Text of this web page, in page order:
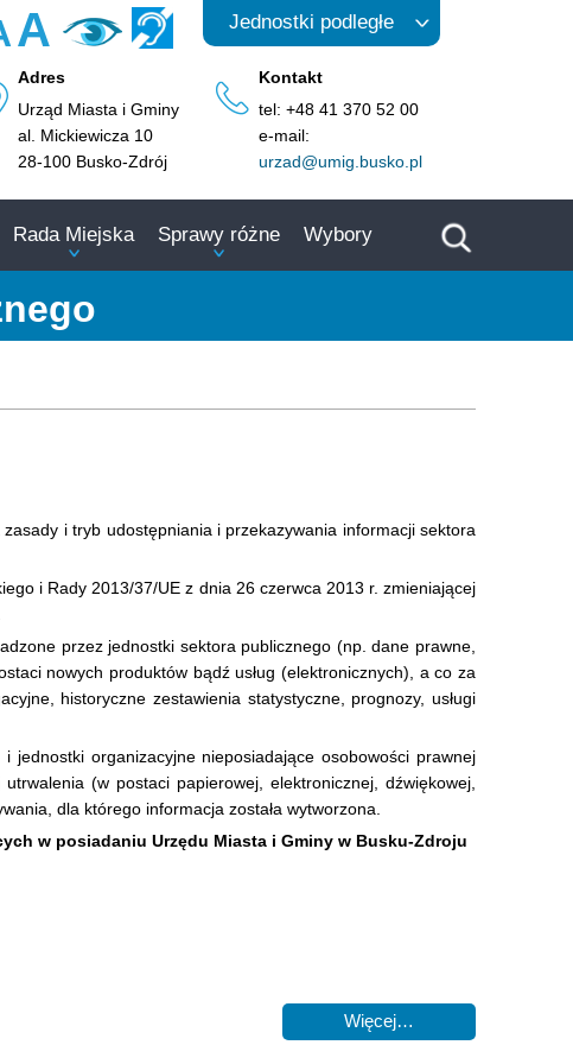
A Jednostki podległe
Adres
Urząd Miasta i Gminy
al. Mickiewicza 10
28-100 Busko-Zdrój
Kontakt
tel: +48 41 370 52 00
e-mail:
urzad@umig.busko.pl
Rada Miejska Sprawy różne Wybory
i tryb udostępniania i przekazywania informacji sektora
i Rady 2013/37/UE z dnia 26 czerwca 2013 r. zmieniającej
przez jednostki sektora publicznego (np. dane prawne,
nowych produktów bądź usług (elektronicznych), a co za
historyczne zestawienia statystyczne, prognozy, usługi
jednostki organizacyjne nieposiadające osobowości prawnej
(w postaci papierowej, elektronicznej, dźwiękowej,
dla którego informacja została wytworzona.
w posiadaniu Urzędu Miasta i Gminy w Busku-Zdroju
Więcej…